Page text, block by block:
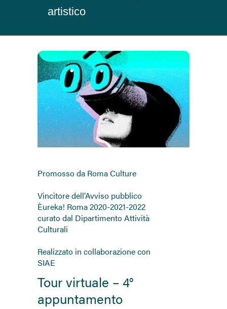
artistico
Promosso da Roma Culture
Vincitore dell’Avviso pubblico
Èureka! Roma 2020-2021-2022
curato dal Dipartimento Attività
Culturali
Realizzato in collaborazione con
SIAE
Tour virtuale – 4°
appuntamento